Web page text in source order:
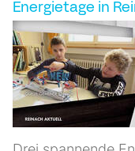
Energietage in